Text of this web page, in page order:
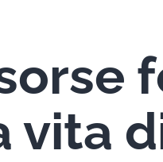
vita